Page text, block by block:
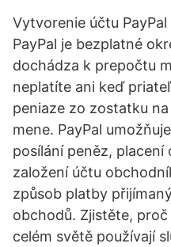
Vytvorenie účtu
PayPal je bezplatné
dochádza k prepočtu
neplatíte ani keď
peniaze zo zostatku
mene. PayPal
posílání peněz, placení
založení účtu
způsob platby
obchodů. Zjistěte,
celém světě používají